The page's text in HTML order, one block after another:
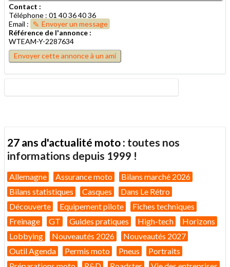
Contact :
Téléphone : 01 40 36 40 36
Email :
Envoyer un message
Référence de l'annonce :
WTEAM-Y-2287634
Envoyer cette annonce à un ami
27 ans d'actualité moto : toutes nos
informations depuis 1999 !
Allemagne Assurance moto
Bilans marché 2026
Bilans statistiques
Casques
Dans Le Rétro
Découverte
Equipement pilote
Fiches techniques
Freinage
GT Guides pratiques High-tech
Horizons
Lobbying
Nouveautés 2026
Nouveautés 2027
Outil Agenda
Permis moto Pneus
Portraits